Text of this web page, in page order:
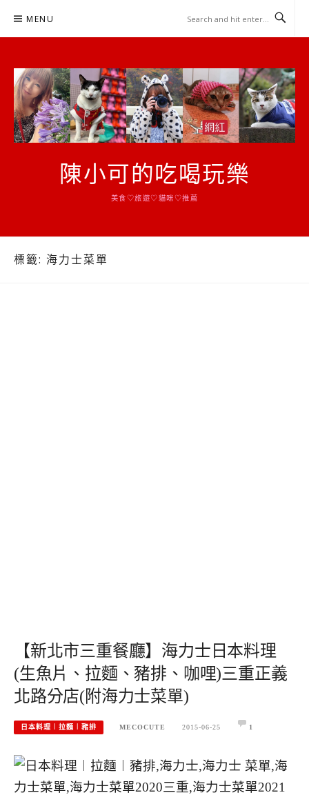
MENU
陳小可的吃喝玩樂
美食♡旅遊♡貓咪♡推薦
標籤: 海力士菜單
【新北市三重餐廳】海力士日本料理
(生魚片、拉麵、豬排、咖哩)三重正義
北路分店(附海力士菜單)
日本料理︱拉麵︱豬排 MECOCUTE 2015-06-25 1